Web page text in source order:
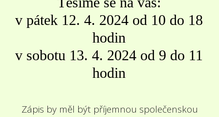
v pátek 12. 4. 2024 od 10 do 18
hodin
v sobotu 13. 4. 2024 od 9 do 11
hodin
Zápis by měl být příjemnou společenskou